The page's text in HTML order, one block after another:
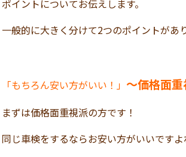
ポイントについてお伝えします。
一般的に大きく分けて2つのポイントがあり
「もちろん安い方がいい！」 ～価格面
まずは価格面重視派の方です！
同じ車検をするならお安い方がいいです